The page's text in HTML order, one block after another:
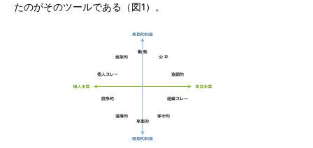
たのがそのツールである（図1）。